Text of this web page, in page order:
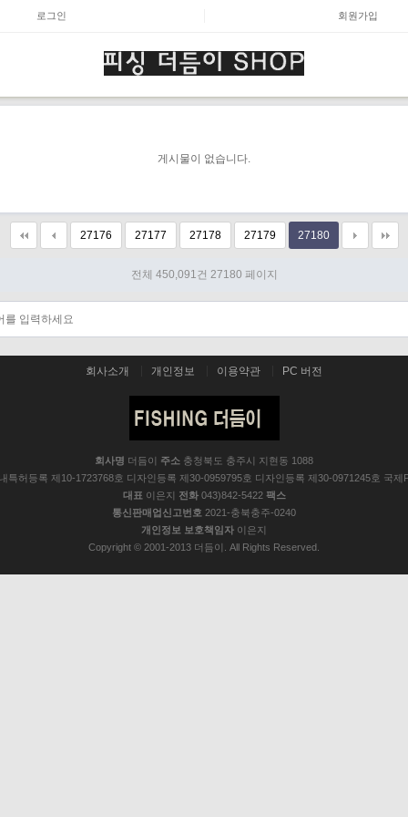
로그인 회원가입
게시물이 없습니다.
27176 27177 27178 27179 27180
전체 450,091건 27180 페이지
회사소개 개인정보 이용약관 PC 버전
회사명 더듬이 주소 충청북도 충주시 지현동 1088
특허등록 제10-1723768호 디자인등록 제30-0959795호 디자인등록 제30-0971245호 국
대표 이은지 전화043)842-5422 팩스
통신판매업신고번호 2021-충북충주-0240
개인정보 보호책임자 이은지
Copyright © 2001-2013 더듬이. All Rights Reserved.